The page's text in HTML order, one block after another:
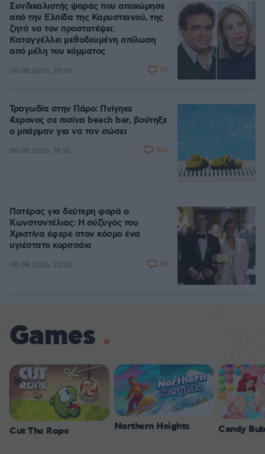
Συνδικαλιστής ψαράς που αποχώρησε
από την Ελπίδα της Καρυστιανού, της
ζητά να τον προστατέψει:
Καταγγέλλει μεθοδευμένη σπίλωση
από μέλη του κόμματος
08.08.2026, 20:05 39
Τραγωδία στην Πάρο: Πνίγηκε
4χρονος σε πισίνα beach bar, βούτηξε
ο μπάρμαν για να τον σώσει
08.08.2026, 19:36 100
Πατέρας για δεύτερη φορά ο
Κωνσταντέλιας: Η σύζυγός του
Χριστίνα έφερε στον κόσμο ένα
υγιέστατο κοριτσάκι
08.08.2026, 22:23 55
Games
Cut The Rope Northern Heights Candy